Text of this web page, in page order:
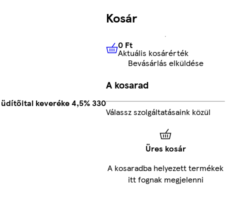
keveréke 4,5% 330
Kosár
0 FtAktuális kosárérték
0 Ft
Aktuális kosárérték
Bevásárlás elküldése
A kosarad
Válassz szolgáltatásaink közül
Üres kosár
A kosaradba helyezett termékek
itt fognak megjelenni